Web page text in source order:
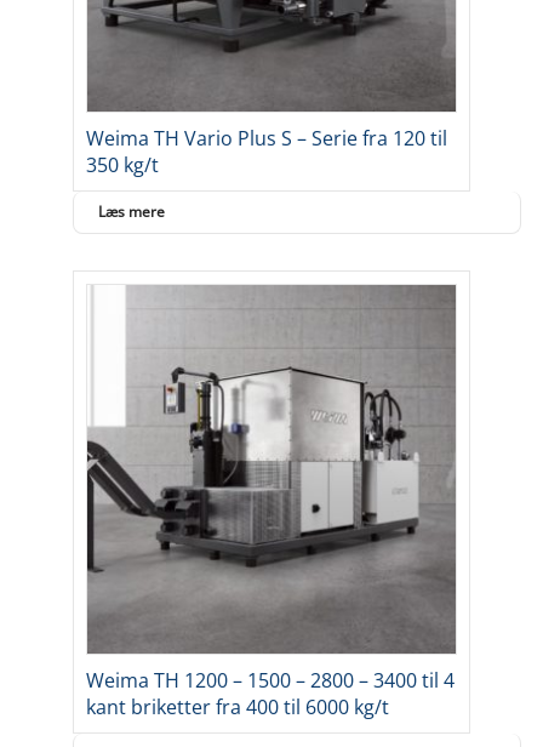
Weima TH Vario Plus S – Serie fra 120 til
350 kg/t
Læs mere
Weima TH 1200 – 1500 – 2800 – 3400 til 4
kant briketter fra 400 til 6000 kg/t